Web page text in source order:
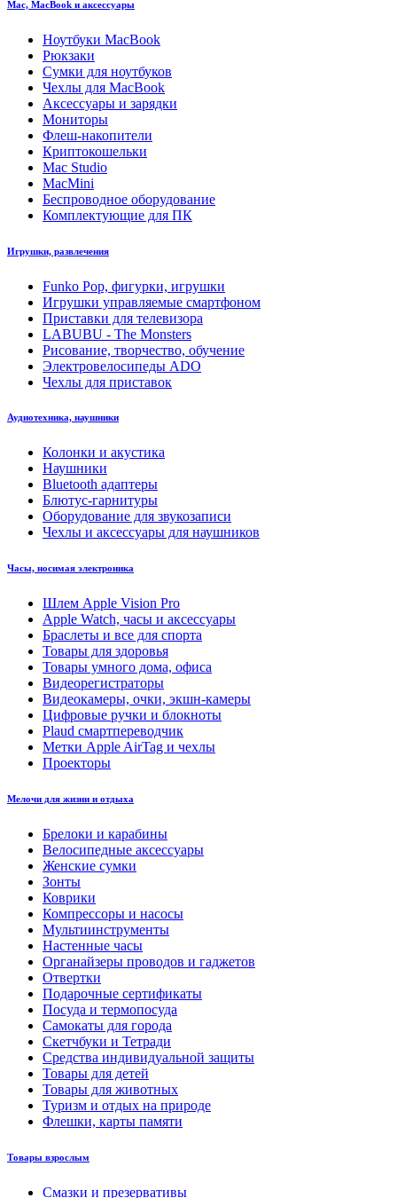
Mac, MacBook и аксессуары
Ноутбуки MacBook
Рюкзаки
Сумки для ноутбуков
Чехлы для MacBook
Аксессуары и зарядки
Мониторы
Флеш-накопители
Криптокошельки
Mac Studio
MacMini
Беспроводное оборудование
Комплектующие для ПК
Игрушки, развлечения
Funko Pop, фигурки, игрушки
Игрушки управляемые смартфоном
Приставки для телевизора
LABUBU - The Monsters
Рисование, творчество, обучение
Электровелосипеды ADO
Чехлы для приставок
Аудиотехника, наушники
Колонки и акустика
Наушники
Bluetooth адаптеры
Блютус-гарнитуры
Оборудование для звукозаписи
Чехлы и аксессуары для наушников
Часы, носимая электроника
Шлем Apple Vision Pro
Apple Watch, часы и аксессуары
Браслеты и все для спорта
Товары для здоровья
Товары умного дома, офиса
Видеорегистраторы
Видеокамеры, очки, экшн-камеры
Цифровые ручки и блокноты
Plaud смартпереводчик
Метки Apple AirTag и чехлы
Проекторы
Мелочи для жизни и отдыха
Брелоки и карабины
Велосипедные аксессуары
Женские сумки
Зонты
Коврики
Компрессоры и насосы
Мультиинструменты
Настенные часы
Органайзеры проводов и гаджетов
Отвертки
Подарочные сертификаты
Посуда и термопосуда
Самокаты для города
Скетчбуки и Тетради
Средства индивидуальной защиты
Товары для детей
Товары для животных
Туризм и отдых на природе
Флешки, карты памяти
Товары взрослым
Смазки и презервативы